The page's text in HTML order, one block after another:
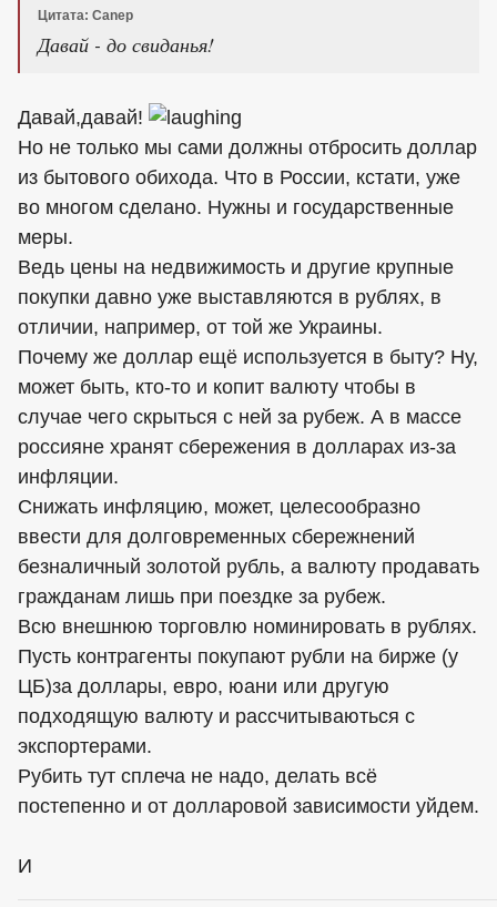
Цитата: Canep
Давай - до свиданья!
Давай,давай!
Но не только мы сами должны отбросить доллар
из бытового обихода. Что в России, кстати, уже
во многом сделано. Нужны и государственные
меры.
Ведь цены на недвижимость и другие крупные
покупки давно уже выставляются в рублях, в
отличии, например, от той же Украины.
Почему же доллар ещё используется в быту? Ну,
может быть, кто-то и копит валюту чтобы в
случае чего скрыться с ней за рубеж. А в массе
россияне хранят сбережения в долларах из-за
инфляции.
Снижать инфляцию, может, целесообразно
ввести для долговременных сбережнений
безналичный золотой рубль, а валюту продавать
гражданам лишь при поездке за рубеж.
Всю внешнюю торговлю номинировать в рублях.
Пусть контрагенты покупают рубли на бирже (у
ЦБ)за доллары, евро, юани или другую
подходящую валюту и рассчитываються с
экспортерами.
Рубить тут сплеча не надо, делать всё
постепенно и от долларовой зависимости уйдем.
И